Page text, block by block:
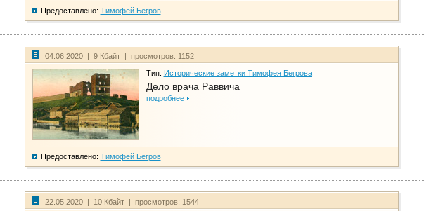
Предоставлено: Тимофей Бегров
04.06.2020 | 9 Кбайт | просмотров: 1152
Тип: Исторические заметки Тимофея Бегрова
Дело врача Раввича
подробнее
Предоставлено: Тимофей Бегров
22.05.2020 | 10 Кбайт | просмотров: 1544